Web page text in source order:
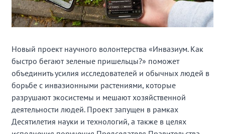
Новый проект научного волонтерства «Инвазиум. Как
быстро бегают зеленые пришельцы?» поможет
объединить усилия исследователей и обычных людей в
борьбе с инвазионными растениями, которые
разрушают экосистемы и мешают хозяйственной
деятельности людей. Проект запущен в рамках
Десятилетия науки и технологий, а также в целях